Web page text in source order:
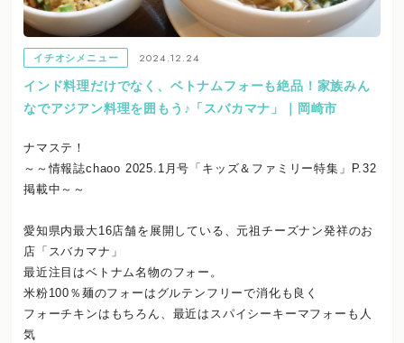
イチオシメニュー
2024.12.24
インド料理だけでなく、ベトナムフォーも絶品！家族みん
なでアジアン料理を囲もう♪「スバカマナ」｜岡崎市
ナマステ！
～～情報誌chaoo 2025.1月号「キッズ＆ファミリー特集」P.32
掲載中～～
愛知県内最大16店舗を展開している、元祖チーズナン発祥のお
店「スバカマナ」
最近注目はベトナム名物のフォー。
米粉100％麺のフォーはグルテンフリーで消化も良く
フォーチキンはもちろん、最近はスパイシーキーマフォーも人
気